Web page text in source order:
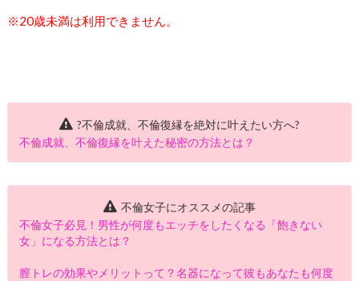
※20歳未満は利用できません。
?不倫成就、不倫復縁を絶対に叶えたい方へ?
不倫成就、不倫復縁を叶えた秘密の方法とは？
不倫女子にオススメの記事
不倫女子必見！男性が何度もエッチをしたくなる「飽きない
女」になる方法とは？
膣トレの効果やメリットって？名器になって彼もあなたも何度